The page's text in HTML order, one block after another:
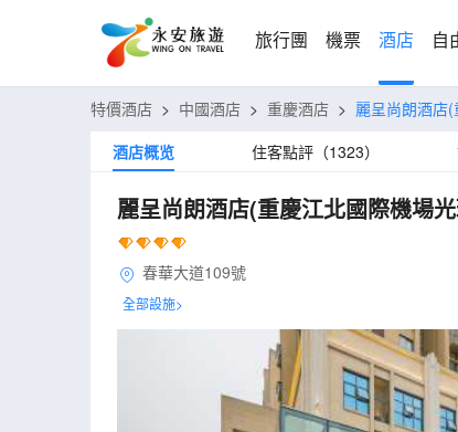
旅行團 機票 酒店 自
特價酒店 > 中國酒店 > 重慶酒店 > 麗呈尚朗酒店
酒店概览
住客點評（1323）
麗呈尚朗酒店(重慶江北國際機場
春華大道109號
全部設施>